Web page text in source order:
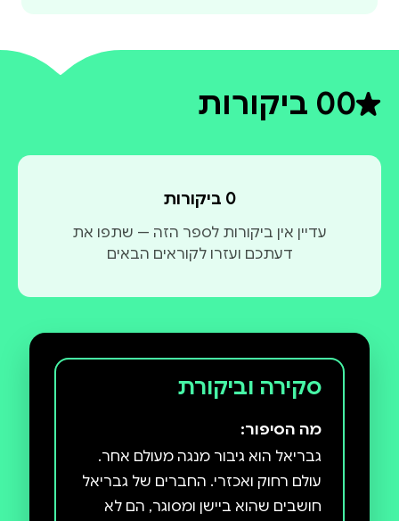
0דירוג ממוצע 0 מתוך 5
0 ביקורות
0 ביקורות
עדיין אין ביקורות לספר הזה — שתפו את
דעתכם ועזרו לקוראים הבאים
סקירה וביקורת
מה הסיפור:
גבריאל הוא גיבור מנגה מעולם אחר.
עולם רחוק ואכזרי. החברים של גבריאל
חושבים שהוא ביישן ומסוגר, הם לא